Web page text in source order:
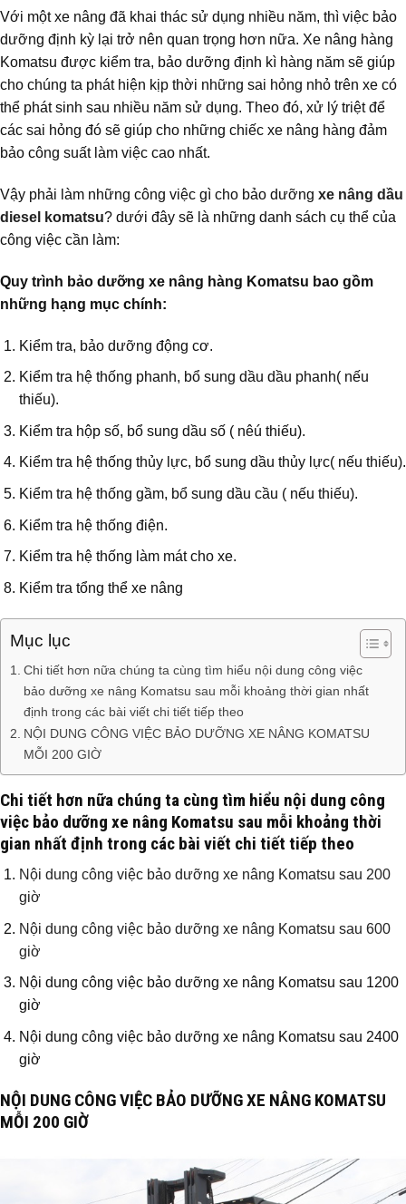
Với một xe nâng đã khai thác sử dụng nhiều năm, thì việc bảo
dưỡng định kỳ lại trở nên quan trọng hơn nữa. Xe nâng hàng
Komatsu được kiểm tra, bảo dưỡng định kì hàng năm sẽ giúp
cho chúng ta phát hiện kịp thời những sai hỏng nhỏ trên xe có
thể phát sinh sau nhiều năm sử dụng. Theo đó, xử lý triệt để
các sai hỏng đó sẽ giúp cho những chiếc xe nâng hàng đảm
bảo công suất làm việc cao nhất.
Vậy phải làm những công việc gì cho bảo dưỡng xe nâng dầu
diesel komatsu? dưới đây sẽ là những danh sách cụ thể của
công việc cần làm:
Quy trình bảo dưỡng xe nâng hàng Komatsu bao gồm
những hạng mục chính:
Kiểm tra, bảo dưỡng động cơ.
Kiểm tra hệ thống phanh, bổ sung dầu dầu phanh( nếu
thiếu).
Kiểm tra hộp số, bổ sung dầu số ( nêú thiếu).
Kiểm tra hệ thống thủy lực, bổ sung dầu thủy lực( nếu thiếu).
Kiểm tra hệ thống gầm, bổ sung dầu cầu ( nếu thiếu).
Kiểm tra hệ thống điện.
Kiểm tra hệ thống làm mát cho xe.
Kiểm tra tổng thể xe nâng
Mục lục
Chi tiết hơn nữa chúng ta cùng tìm hiểu nội dung công việc
bảo dưỡng xe nâng Komatsu sau mỗi khoảng thời gian nhất
định trong các bài viết chi tiết tiếp theo
NỘI DUNG CÔNG VIỆC BẢO DƯỠNG XE NÂNG KOMATSU
MỖI 200 GIỜ
Chi tiết hơn nữa chúng ta cùng tìm hiểu nội dung công
việc bảo dưỡng xe nâng Komatsu sau mỗi khoảng thời
gian nhất định trong các bài viết chi tiết tiếp theo
Nội dung công việc bảo dưỡng xe nâng Komatsu sau 200
giờ
Nội dung công việc bảo dưỡng xe nâng Komatsu sau 600
giờ
Nội dung công việc bảo dưỡng xe nâng Komatsu sau 1200
giờ
Nội dung công việc bảo dưỡng xe nâng Komatsu sau 2400
giờ
NỘI DUNG CÔNG VIỆC BẢO DƯỠNG XE NÂNG KOMATSU
MỖI 200 GIỜ